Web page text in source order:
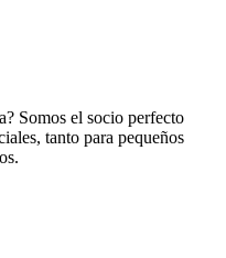
Somos el socio perfecto
tanto para pequeños